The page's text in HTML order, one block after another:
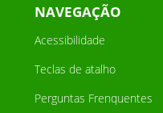
NAVEGAÇÃO
Acessibilidade
Teclas de atalho
Perguntas Frenquentes